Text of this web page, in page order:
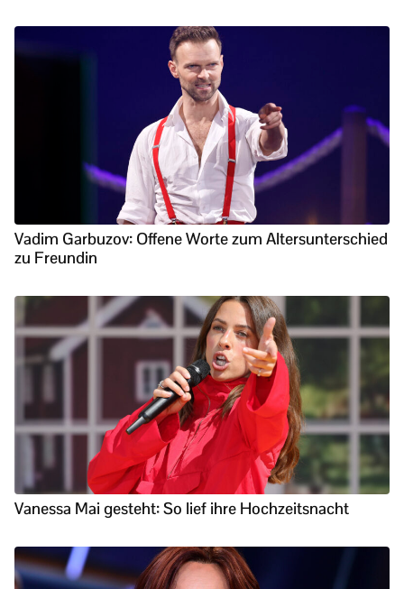
Vadim Garbuzov: Offene Worte zum Altersunterschied
zu Freundin
Vanessa Mai gesteht: So lief ihre Hochzeitsnacht